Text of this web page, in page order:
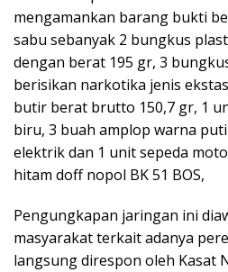
mengamankan barang bukti
sabu sebanyak 2 bungkus
dengan berat 195 gr, 3
berisikan narkotika jenis
butir berat brutto 150,7 gr, 1
biru, 3 buah amplop warna
elektrik dan 1 unit sepeda
hitam doff nopol BK 51 BOS,
Pengungkapan jaringan ini
masyarakat terkait adanya
langsung direspon oleh Kasat